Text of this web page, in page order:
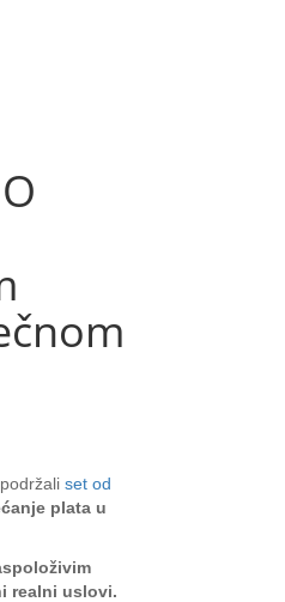
set od
plata u
realni uslovi.